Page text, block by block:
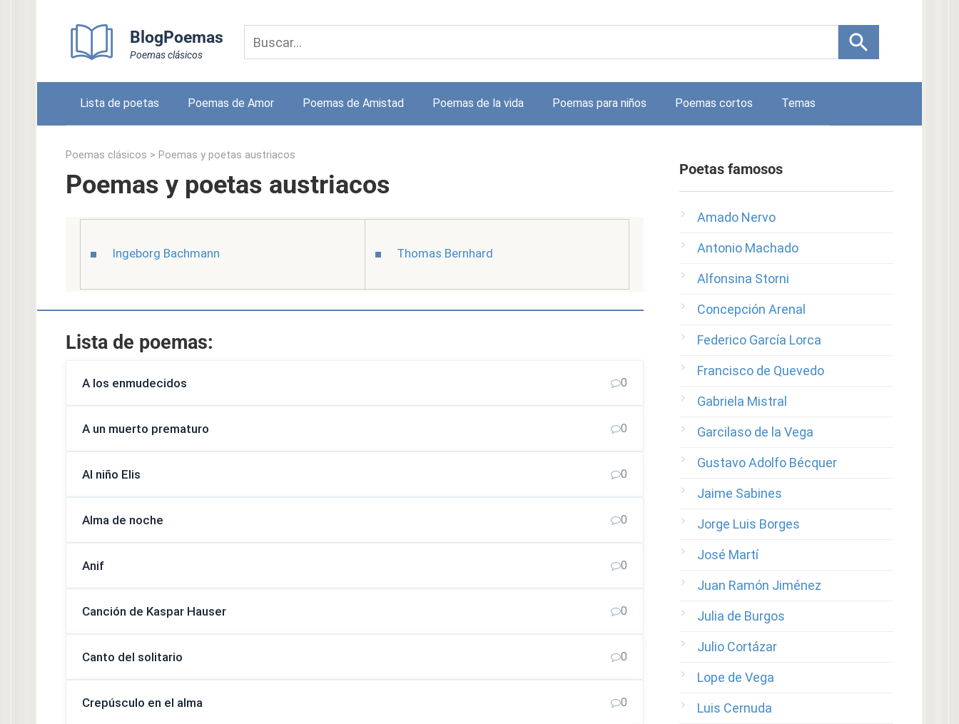
BlogPoemas
Poemas clásicos
Lista de poetas Poemas de Amor Poemas de Amistad Poemas de la vida Poemas para niños Poemas cortos Temas
Poemas clásicos > Poemas y poetas austriacos
Poemas y poetas austriacos
Ingeborg Bachmann Thomas Bernhard
Lista de poemas:
A los enmudecidos 0
A un muerto prematuro 0
Al niño Elis 0
Alma de noche 0
Anif 0
Canción de Kaspar Hauser 0
Canto del solitario 0
Crepúsculo en el alma 0
Poetas famosos
Amado Nervo
Antonio Machado
Alfonsina Storni
Concepción Arenal
Federico García Lorca
Francisco de Quevedo
Gabriela Mistral
Garcilaso de la Vega
Gustavo Adolfo Bécquer
Jaime Sabines
Jorge Luis Borges
José Martí
Juan Ramón Jiménez
Julia de Burgos
Julio Cortázar
Lope de Vega
Luis Cernuda